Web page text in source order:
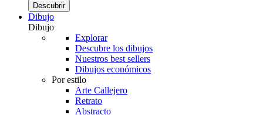
Descubrir
Dibujo
Dibujo
Explorar
Descubre los dibujos
Nuestros best sellers
Dibujos económicos
Por estilo
Arte Callejero
Retrato
Abstracto